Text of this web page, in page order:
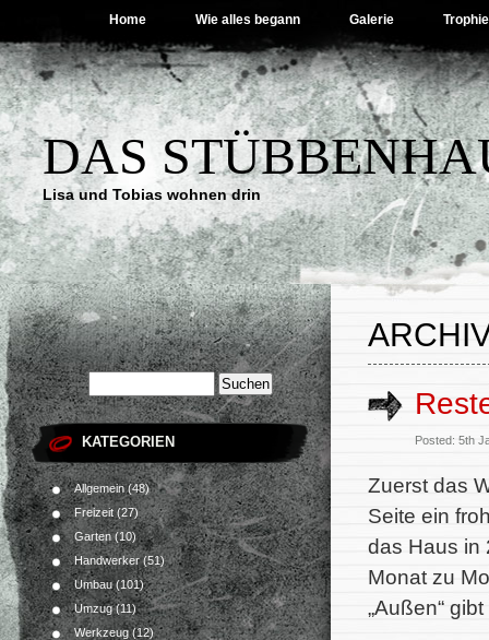
Home Wie alles begann Galerie
DAS
Lisa und Tobias wohnen drin
KATEGORIEN
Allgemein(48)
Freizeit (27)
Garten(10)
Handwerker(51)
Umbau(101)
Umzug(11)
Werkzeug(12)
Posted: 5th
Zuerst das
Seite ein
das Haus in
Monat zu
„Außen“